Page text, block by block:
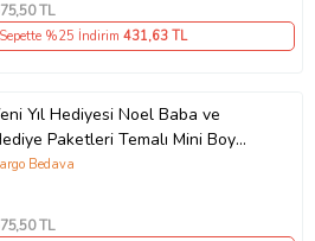
,50 TL
Sepette %25 İndirim 431,63 TL
Yıl Hediyesi Noel Baba ve
Paketleri Temalı Mini Boy
Işıklı Yılbaşı Kar Küresi 6.5 cm
Bedava
,50 TL